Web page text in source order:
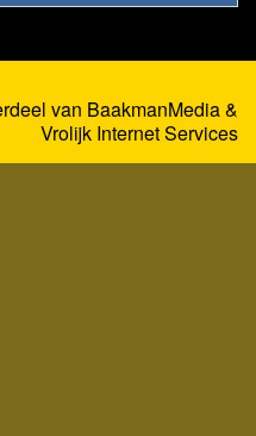
van BaakmanMedia&
Vrolijk Internet Services